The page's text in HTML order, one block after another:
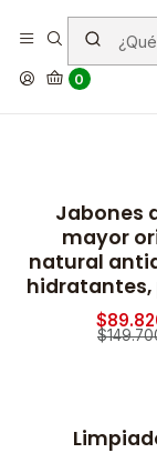
0
-40% OFF
Jabones
mayor
natural
hidratantes,
-40% OFF